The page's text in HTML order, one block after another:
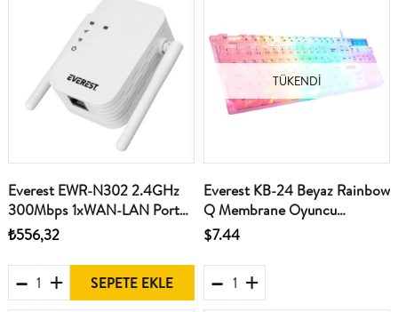
Everest EWR-N302 2.4GHz
300Mbps 1xWAN-LAN Port
2x2dBi Anten Repeater+AP
Kablosuz Menzil Genişletici
₺556,32
SEPETE EKLE
TÜKENDI
Everest KB-24 Beyaz Rainbow
Q Membrane Oyuncu
Klavyesi
$7.44